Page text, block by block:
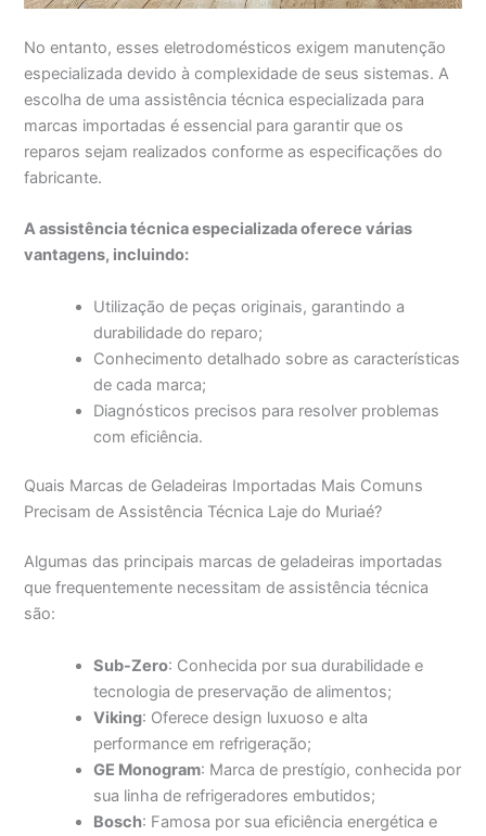
No entanto, esses eletrodomésticos exigem manutenção
especializada devido à complexidade de seus sistemas. A
escolha de uma assistência técnica especializada para
marcas importadas é essencial para garantir que os
reparos sejam realizados conforme as especificações do
fabricante.
A assistência técnica especializada oferece várias
vantagens, incluindo:
Utilização de peças originais, garantindo a
durabilidade do reparo;
Conhecimento detalhado sobre as características
de cada marca;
Diagnósticos precisos para resolver problemas
com eficiência.
Quais Marcas de Geladeiras Importadas Mais Comuns
Precisam de Assistência Técnica Laje do Muriaé?
Algumas das principais marcas de geladeiras importadas
que frequentemente necessitam de assistência técnica
são:
Sub-Zero: Conhecida por sua durabilidade e
tecnologia de preservação de alimentos;
Viking: Oferece design luxuoso e alta
performance em refrigeração;
GE Monogram: Marca de prestígio, conhecida por
sua linha de refrigeradores embutidos;
Bosch: Famosa por sua eficiência energética e